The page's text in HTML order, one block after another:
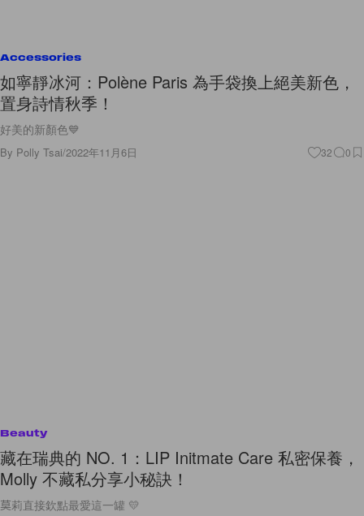
Accessories
如寧靜冰河：Polène Paris 為手袋換上絕美新色，
置身詩情秋季！
好美的新顏色💙
By Polly Tsai/2022年11月6日 32 0
Beauty
藏在瑞典的 NO. 1：LIP Initmate Care 私密保養，
Molly 不藏私分享小秘訣！
莫莉直接欽點最愛這一罐 💛